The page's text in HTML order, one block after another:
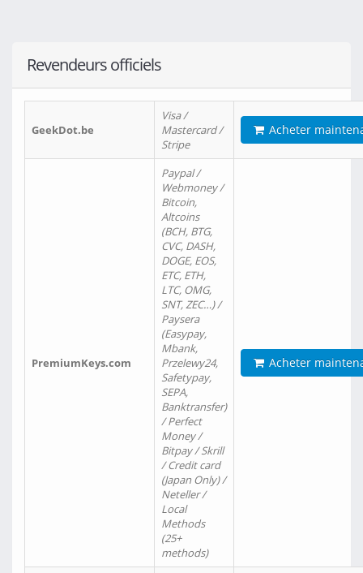
Revendeurs officiels
GeekDot.be
Visa /
Mastercard /
Stripe
Acheter
PremiumKeys.com
Paypal /
Webmoney /
Bitcoin,
Altcoins
(BCH, BTG,
CVC, DASH,
DOGE, EOS,
ETC, ETH,
LTC, OMG,
SNT, ZEC…) /
Paysera
(Easypay,
Mbank,
Przelewy24,
Safetypay,
SEPA,
Banktransfer)
/ Perfect
Money /
Bitpay / Skrill
/ Credit card
(Japan Only) /
Neteller /
Local
Methods
(25+
methods)
Acheter